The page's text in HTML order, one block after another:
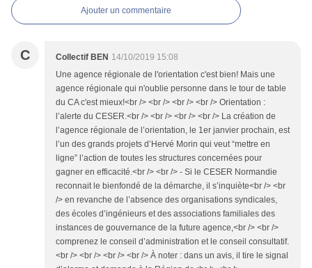
Ajouter un commentaire
C Collectif BEN 14/10/2019 15:08
Une agence régionale de l'orientation c'est bien! Mais une
agence régionale qui n'oublie personne dans le tour de table
du CA c'est mieux!<br /> <br /> <br /> <br /> Orientation :
l’alerte du CESER.<br /> <br /> <br /> <br /> La création de
l’agence régionale de l’orientation, le 1er janvier prochain, est
l’un des grands projets d’Hervé Morin qui veut “mettre en
ligne” l’action de toutes les structures concernées pour
gagner en efficacité.<br /> <br /> - Si le CESER Normandie
reconnait le bienfondé de la démarche, il s’inquiète<br /> <br
/> en revanche de l’absence des organisations syndicales,
des écoles d’ingénieurs et des associations familiales des
instances de gouvernance de la future agence,<br /> <br />
comprenez le conseil d’administration et le conseil consultatif.
<br /> <br /> <br /> <br /> À noter : dans un avis, il tire le signal